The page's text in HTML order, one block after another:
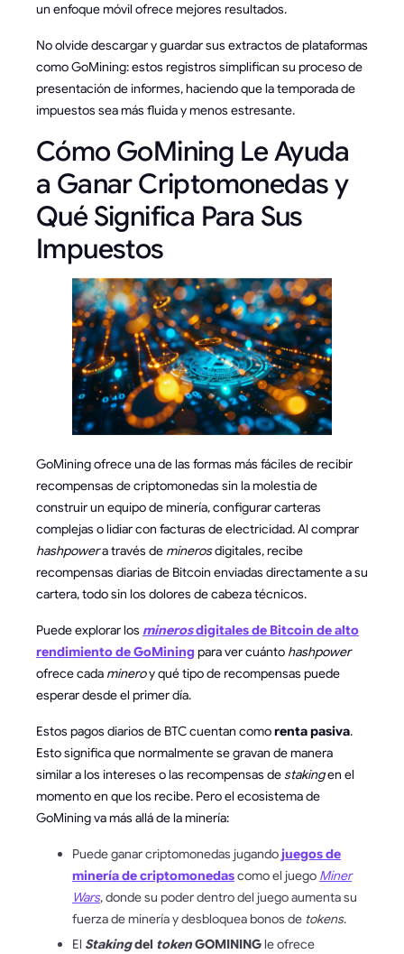
un enfoque móvil ofrece mejores resultados.
No olvide descargar y guardar sus extractos de plataformas
como GoMining: estos registros simplifican su proceso de
presentación de informes, haciendo que la temporada de
impuestos sea más fluida y menos estresante.
Cómo GoMining Le Ayuda
a Ganar Criptomonedas y
Qué Significa Para Sus
Impuestos
GoMining ofrece una de las formas más fáciles de recibir
recompensas de criptomonedas sin la molestia de
construir un equipo de minería, configurar carteras
complejas o lidiar con facturas de electricidad. Al comprar
hashpowera través de minerosdigitales, recibe
recompensas diarias de Bitcoin enviadas directamente a su
cartera, todo sin los dolores de cabeza técnicos.
Puede explorar los minerosdigitales de Bitcoin de alto
rendimiento de GoMiningpara ver cuánto hashpower
ofrece cada mineroy qué tipo de recompensas puede
esperar desde el primer día.
Estos pagos diarios de BTC cuentan comorenta pasiva.
Esto significa que normalmente se gravan de manera
similar a los intereses o las recompensas destakingen el
momento en que los recibe. Pero el ecosistema de
GoMining va más allá de la minería:
Puede ganar criptomonedas jugandojuegos de
minería de criptomonedascomo el juego Miner
Wars, donde su poder dentro del juego aumenta su
fuerza de minería y desbloquea bonos de tokens.
El Stakingdel tokenGOMININGle ofrece